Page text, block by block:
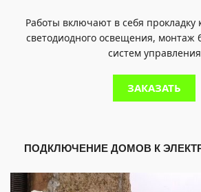
Работы включают в себя прокладку
светодиодного освещения, монтаж
систем управления
ЗАКАЗАТЬ
ПОДКЛЮЧЕНИЕ ДОМОВ К